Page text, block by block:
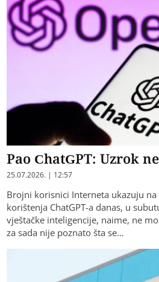
Pao ChatGPT: Uzrok
25.07.2026. | 12:57
Brojni korisnici Interneta ukazuju
korištenja ChatGPT-a danas, u
vještačke inteligencije, naime, ne
za sada nije poznato šta se…